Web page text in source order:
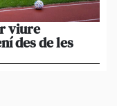
viure
des de les